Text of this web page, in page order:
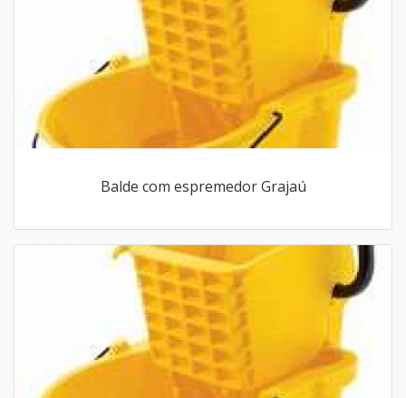
Balde com espremedor Grajaú